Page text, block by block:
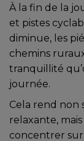
À la fin de la
et pistes
diminue, les
chemins
tranquillité
journée.
Cela rend non
relaxante,
concentrer